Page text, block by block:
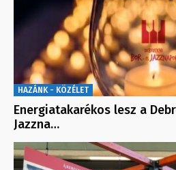
HAZÁNK - KÖZÉLET
Energiatakarékos lesz a
Jazzna…